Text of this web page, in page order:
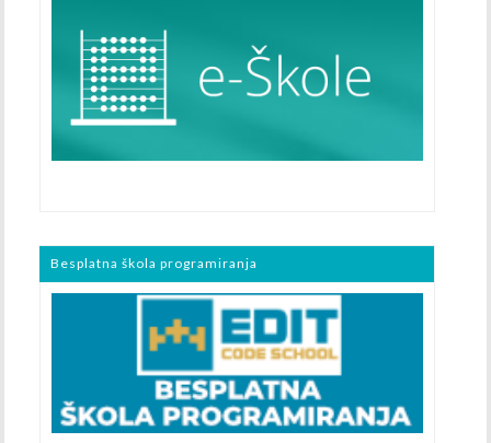
Besplatna škola programiranja